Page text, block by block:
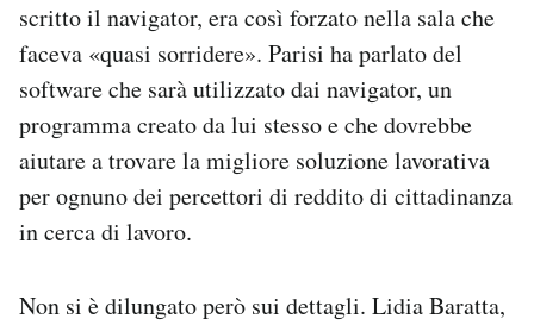
scritto il navigator, era così forzato nella sala che
faceva «quasi sorridere». Parisi ha parlato del
software che sarà utilizzato dai navigator, un
programma creato da lui stesso e che dovrebbe
aiutare a trovare la migliore soluzione lavorativa
per ognuno dei percettori di reddito di cittadinanza
in cerca di lavoro.
Non si è dilungato però sui dettagli. Lidia Baratta,